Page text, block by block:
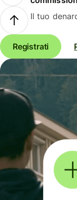
Il tuo
Registrati